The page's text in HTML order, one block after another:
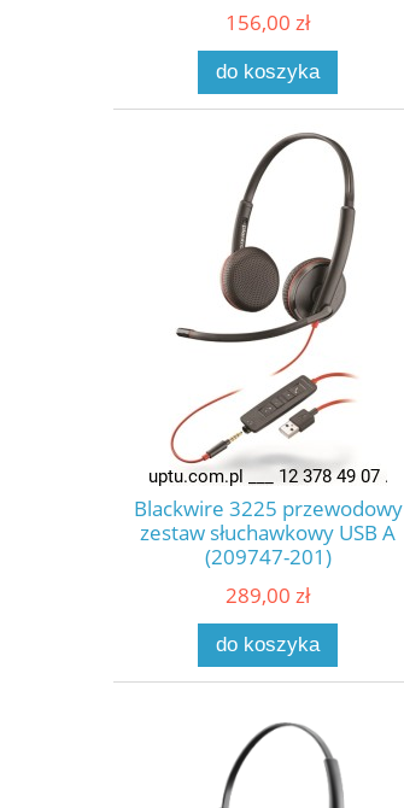
156,00 zł
do koszyka
Blackwire 3225 przewodowy
zestaw słuchawkowy USB A
(209747-201)
289,00 zł
do koszyka